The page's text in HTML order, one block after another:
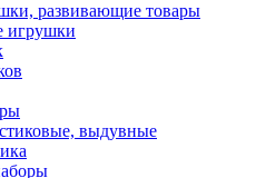
развивающие товары
игрушки
выдувные